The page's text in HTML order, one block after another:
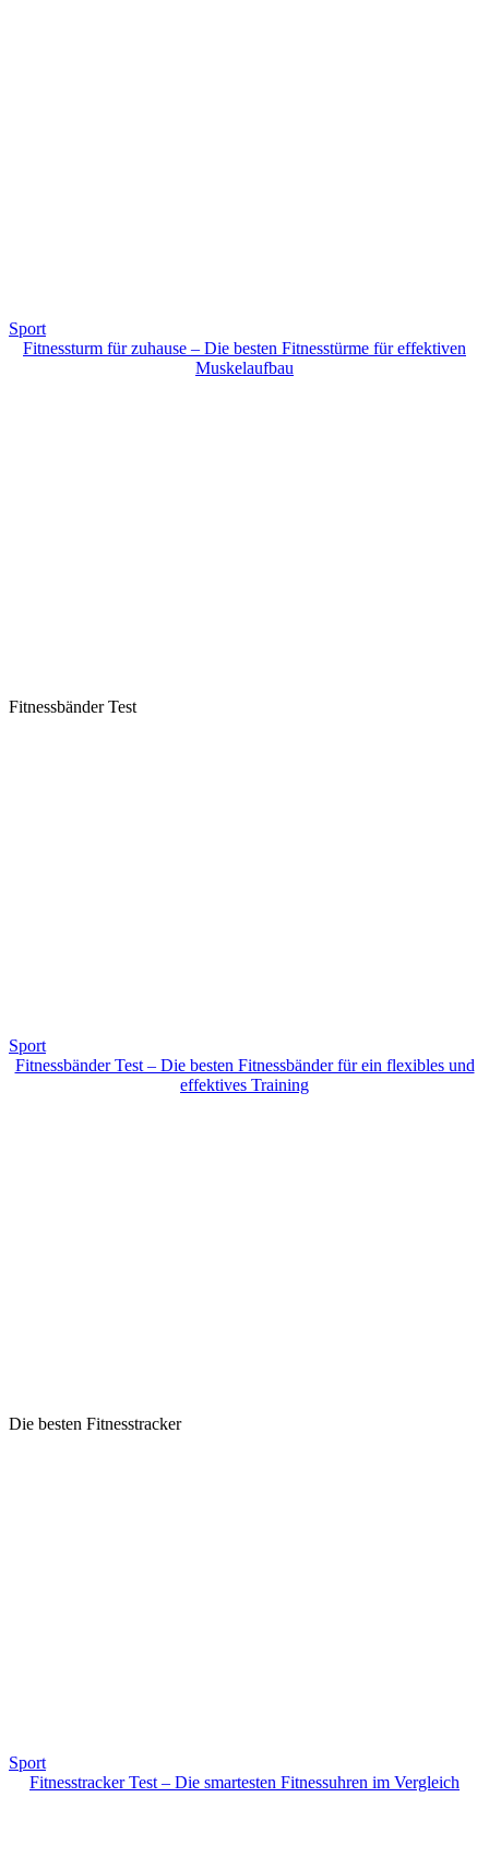
Sport
Fitnessturm für zuhause – Die besten Fitnesstürme für effektiven
Muskelaufbau
Fitnessbänder Test
Sport
Fitnessbänder Test – Die besten Fitnessbänder für ein flexibles und
effektives Training
Die besten Fitnesstracker
Sport
Fitnesstracker Test – Die smartesten Fitnessuhren im Vergleich